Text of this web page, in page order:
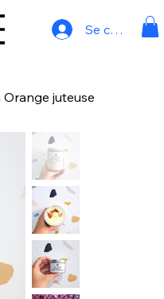
Se connecter
Orange juteuse